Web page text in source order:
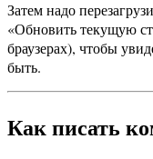
Затем надо
«Обновить текущую
браузерах), чтобы
быть.
Как писать